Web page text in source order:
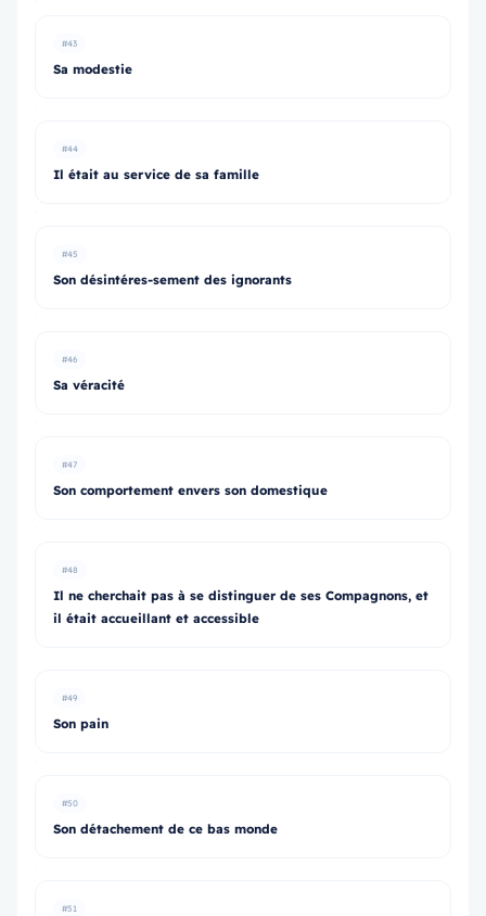
#43
Sa modestie
#44
Il était au service de sa famille
#45
Son désintéres-sement des ignorants
#46
Sa véracité
#47
Son comportement envers son domestique
#48
Il ne cherchait pas à se distinguer de ses Compagnons, et
il était accueillant et accessible
#49
Son pain
#50
Son détachement de ce bas monde
#51